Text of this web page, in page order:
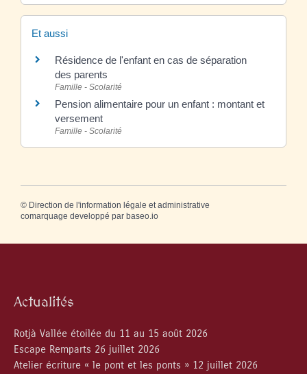
Et aussi
Résidence de l'enfant en cas de séparation
des parents
Famille - Scolarité
Pension alimentaire pour un enfant : montant et
versement
Famille - Scolarité
© Direction de l'information légale et administrative
comarquage developpé par baseo.io
Actualités
Rotjà Vallée étoilée du 11 au 15 août 2026
Escape Remparts 26 juillet 2026
Atelier écriture « le pont et les ponts » 12 juillet 2026